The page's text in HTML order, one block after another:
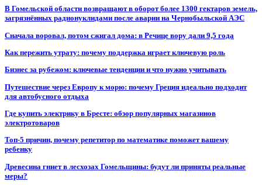
В Гомельской области возвращают в оборот более 1300 гектаров земель,
загрязнённых радионуклидами после аварии на Чернобыльской АЭС
Сначала воровал, потом сжигал дома: в Речице вору дали 9,5 года
Как пережить утрату: почему поддержка играет ключевую роль
Бизнес за рубежом: ключевые тенденции и что нужно учитывать
Путешествие через Европу к морю: почему Греция идеально подходит
для автобусного отдыха
Где купить электрику в Бресте: обзор популярных магазинов
электротоваров
Топ-5 причин, почему репетитор по математике поможет вашему
ребенку
Древесина гниет в лесхозах Гомельщины: будут ли приняты реальные
меры?